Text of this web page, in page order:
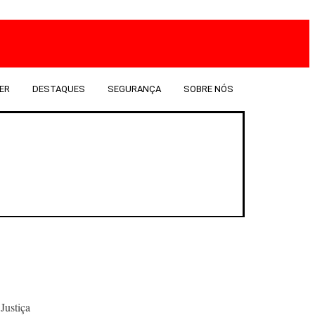
DESTAQUES SEGURANÇA SOBRE NÓS